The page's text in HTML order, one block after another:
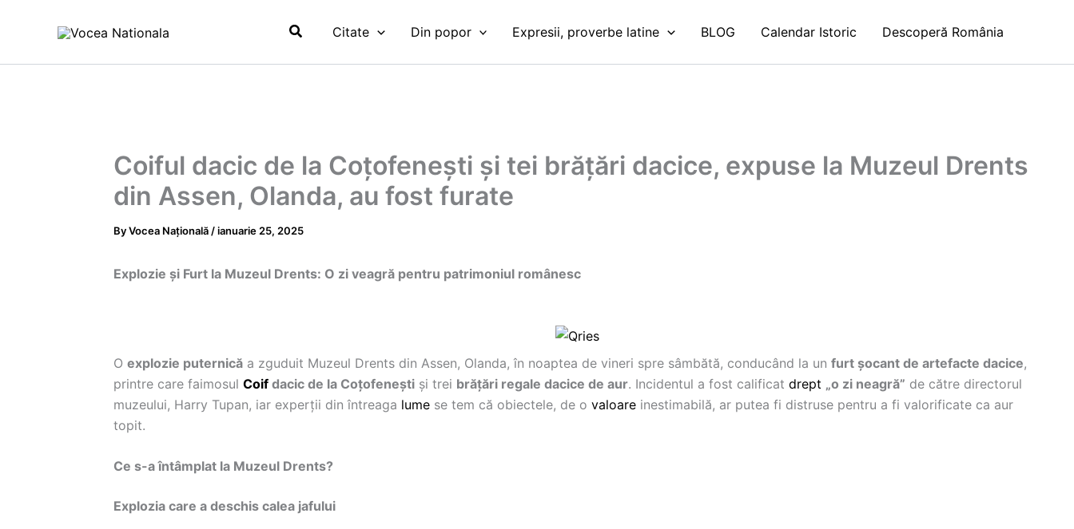
SearchCitate Din popor Expresii, proverbe latine BLOG Calendar Istoric Descoperă România
Coiful dacic de la Coțofenești și tei brățări dacice, expuse la Muzeul Drents
din Assen, Olanda, au fost furate
ByVocea Națională /ianuarie 25, 2025
Explozie și Furt la Muzeul Drents: O zi veagră pentru patrimoniul românesc
O explozie puternică a zguduit Muzeul Drents din Assen, Olanda, în noaptea de vineri spre sâmbătă, conducând la un furt șocant de artefacte dacice,
printre care faimosul Coif dacic de la Coțofenești și trei brățări regale dacice de aur. Incidentul a fost calificat drept „o zi neagră” de către directorul
muzeului, Harry Tupan, iar experții din întreaga lume se tem că obiectele, de o valoare inestimabilă, ar putea fi distruse pentru a fi valorificate ca aur
topit.
Ce s-a întâmplat la Muzeul Drents?
Explozia care a deschis calea jafului